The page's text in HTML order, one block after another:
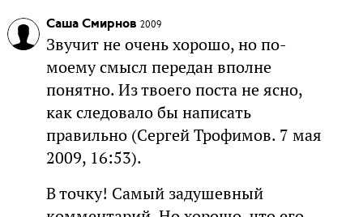
Саша Смирнов 2009
Звучит не очень хорошо, но по-
моему смысл передан вполне
понятно. Из твоего поста не ясно,
как следовало бы написать
правильно (Сергей Трофимов. 7 мая
2009, 16:53).
В точку! Самый задушевный